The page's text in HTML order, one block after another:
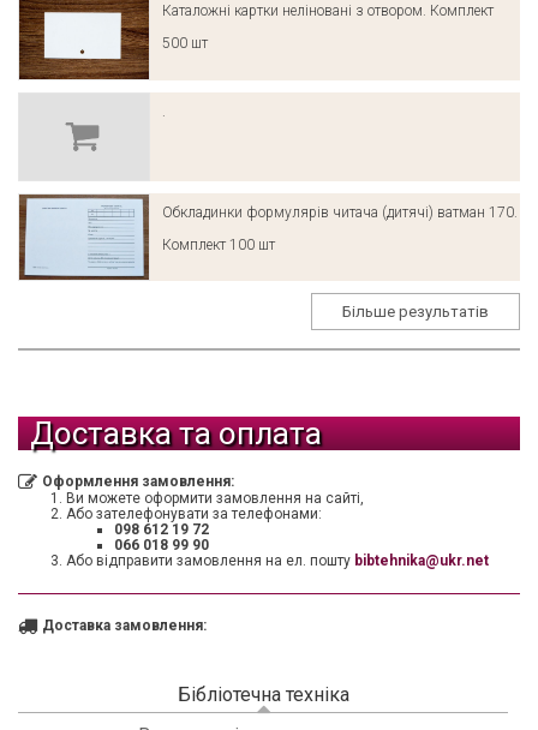
Каталожні картки неліновані з отвором. Комплект
500 шт
Обкладинки формулярів читача (дитячі) ватман 170.
Комплект 100 шт
Більше результатів
Доставка та оплата
Оформлення замовлення:
Ви можете оформити замовлення на сайті,
Або зателефонувати за телефонами:
098 612 19 72
066 018 99 90
Або відправити замовлення на ел. пошту bibtehnika@ukr.net
Доставка замовлення:
Бібліотечна техніка(активна вкладка)